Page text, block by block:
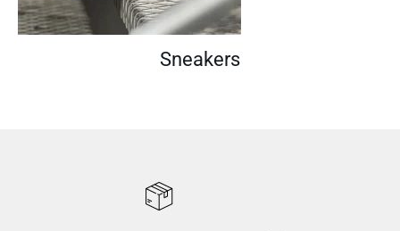
Sneakers